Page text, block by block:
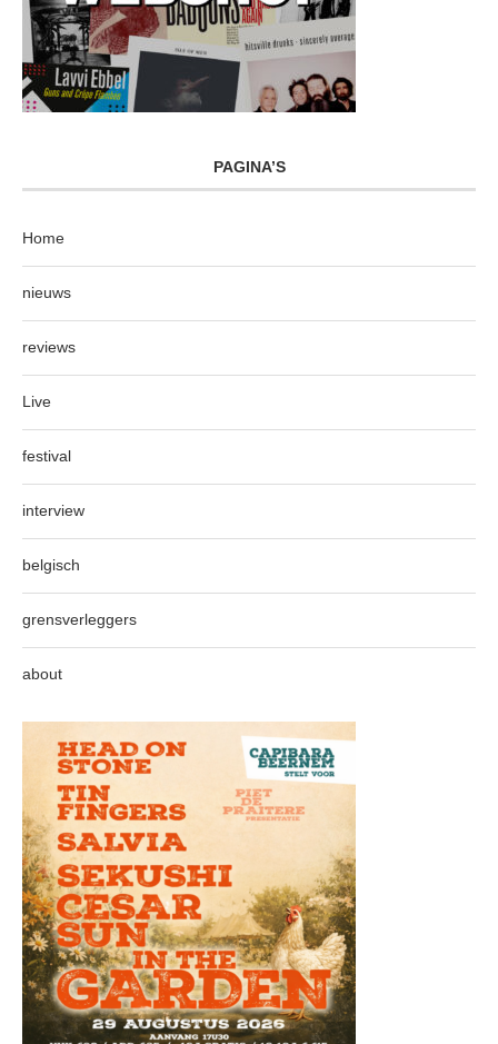
PAGINA’S
Home
nieuws
reviews
Live
festival
interview
belgisch
grensverleggers
about